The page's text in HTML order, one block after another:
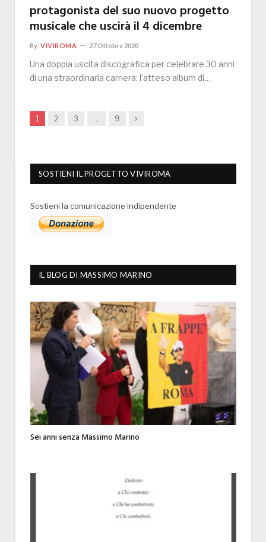
protagonista del suo nuovo progetto
musicale che uscirà il 4 dicembre
By VIVIROMA 27 Ottobre 2020
Una doppia uscita discografica per celebrare 30 anni
di una straordinaria carriera: l’atteso album di…
1 2 3 … 9 Next
SOSTIENI IL PROGETTO VIVIROMA
Sostieni la comunicazione indipendente
IL BLOG DI MASSIMO MARINO
Sei anni senza Massimo Marino